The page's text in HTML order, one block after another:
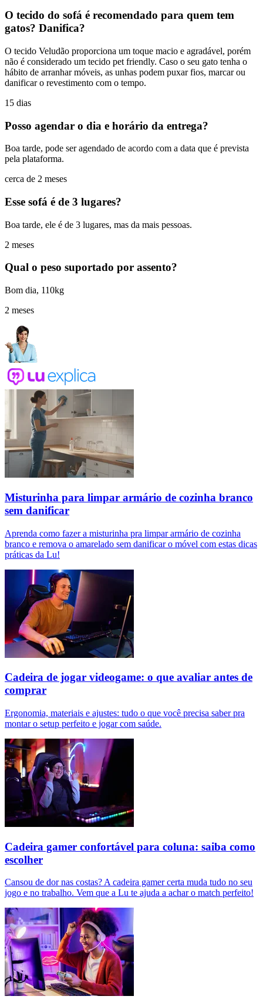
O tecido do sofá é recomendado para quem tem
gatos? Danifica?
O tecido Veludão proporciona um toque macio e agradável, porém
não é considerado um tecido pet friendly. Caso o seu gato tenha o
hábito de arranhar móveis, as unhas podem puxar fios, marcar ou
danificar o revestimento com o tempo.
15 dias
Posso agendar o dia e horário da entrega?
Boa tarde, pode ser agendado de acordo com a data que é prevista
pela plataforma.
cerca de 2 meses
Esse sofá é de 3 lugares?
Boa tarde, ele é de 3 lugares, mas da mais pessoas.
2 meses
Qual o peso suportado por assento?
Bom dia, 110kg
2 meses
Misturinha para limpar armário de cozinha branco
sem danificar
Aprenda como fazer a misturinha pra limpar armário de cozinha
branco e remova o amarelado sem danificar o móvel com estas dicas
práticas da Lu!
Cadeira de jogar videogame: o que avaliar antes de
comprar
Ergonomia, materiais e ajustes: tudo o que você precisa saber pra
montar o setup perfeito e jogar com saúde.
Cadeira gamer confortável para coluna: saiba como
escolher
Cansou de dor nas costas? A cadeira gamer certa muda tudo no seu
jogo e no trabalho. Vem que a Lu te ajuda a achar o match perfeito!